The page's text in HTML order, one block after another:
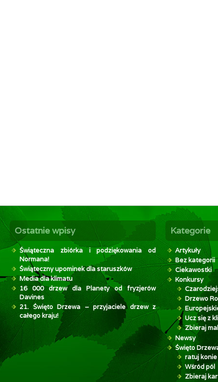
Ostatnie wpisy
Świąteczna zbiórka i podziękowania od
Normana!
Świąteczny upominek dla staruszków
Media dla klimatu
16 000 drzew dla Planety od fryzjerów
Davines
21. Święto Drzewa – przyjaciele drzew z
całego kraju!
Kategorie
Artykuły
Bez kategorii
Ciekawostki
Konkursy
Drzewo
Ucz się z
Zbieraj
Newsy
Święto
ratuj konie
Wśród pól
Zbieraj